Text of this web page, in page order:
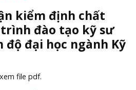
kiểm định chất
đào tạo kỹ sư
đại học ngành Kỹ
file pdf.